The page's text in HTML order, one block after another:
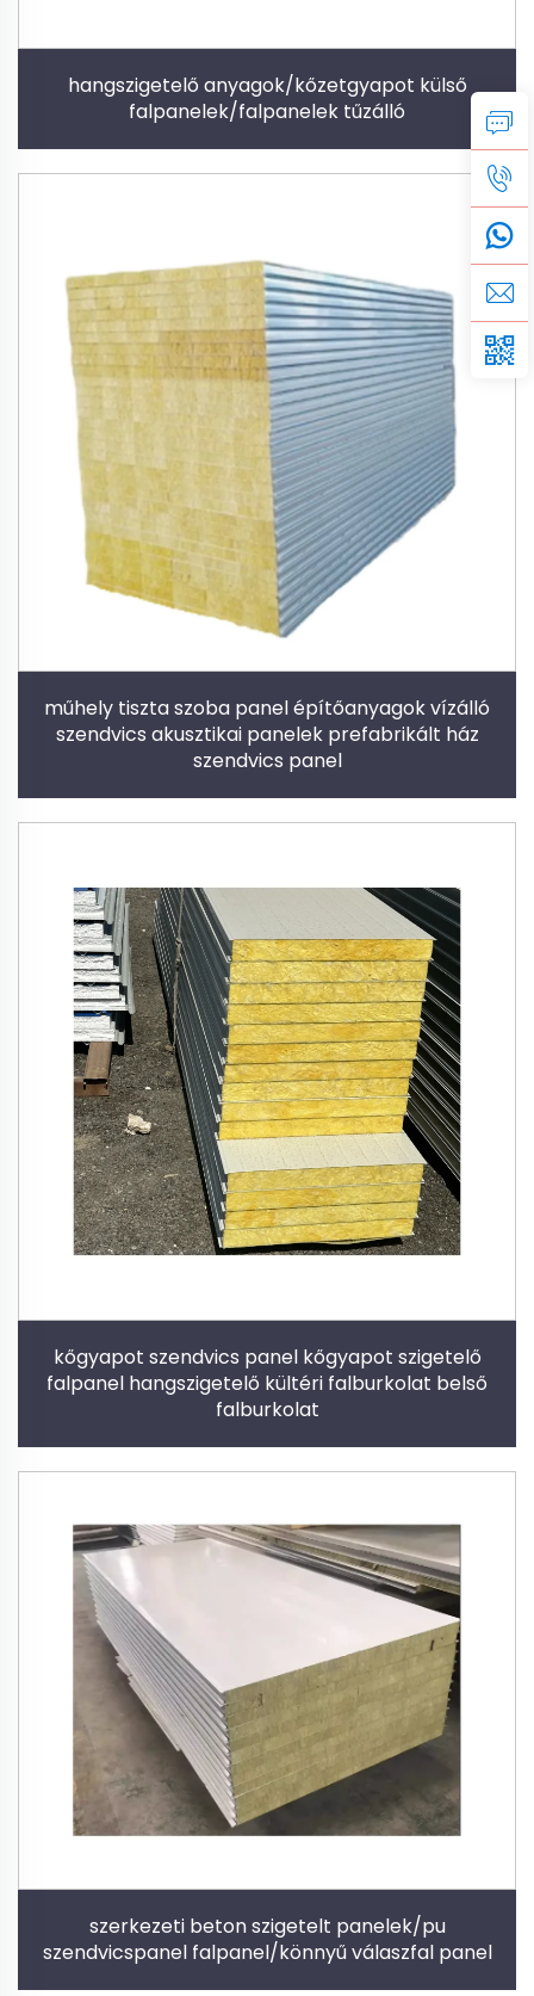
hangszigetelő anyagok/kőzetgyapot külső
falpanelek/falpanelek tűzálló
műhely tiszta szoba panel építőanyagok vízálló
szendvics akusztikai panelek prefabrikált ház
szendvics panel
kőgyapot szendvics panel kőgyapot szigetelő
falpanel hangszigetelő kültéri falburkolat belső
falburkolat
szerkezeti beton szigetelt panelek/pu
szendvicspanel falpanel/könnyű válaszfal panel